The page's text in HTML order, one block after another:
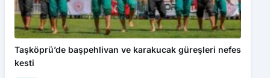
Taşköprü’de başpehlivan ve karakucak güreşleri nefes
kesti